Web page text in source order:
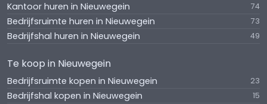
Zekerheidstelling
Bankgarantie of waarborgsom ter grootte van
Aanvaarding
1 april 2025.
Kantoor huren in Nieuwegein 74
Bedrijfsruimte huren in Nieuwegein 73
Bedrijfshal huren in Nieuwegein 49
Te koop in Nieuwegein
Bedrijfsruimte kopen in Nieuwegein 23
Bedrijfshal kopen in Nieuwegein 15